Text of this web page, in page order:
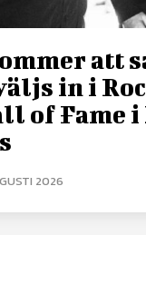
att
in i
of Fame i
2026